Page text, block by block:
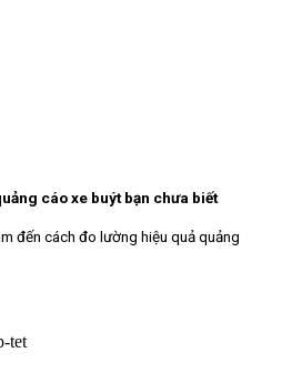
cáo xe buýt bạn chưa biết
đến cách đo lường hiệu quả quảng